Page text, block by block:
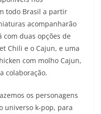
todo Brasil a partir
acompanharão
duas opções de
Chili e o Cajun, e uma
com molho Cajun,
colaboração.
os personagens
universo k-pop, para